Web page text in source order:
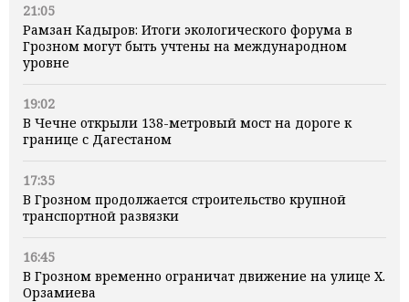
21:05
Рамзан Кадыров: Итоги экологического форума в
Грозном могут быть учтены на международном
уровне
19:02
В Чечне открыли 138-метровый мост на дороге к
границе с Дагестаном
17:35
В Грозном продолжается строительство крупной
транспортной развязки
16:45
В Грозном временно ограничат движение на улице Х.
Орзамиева